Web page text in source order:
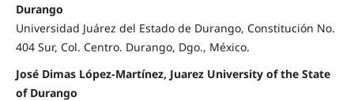
Durango
Universidad Juárez del Estado de Durango, Constitución No.
404 Sur, Col. Centro. Durango, Dgo., México.
José Dimas López-Martínez, Juarez University of the State
of Durango